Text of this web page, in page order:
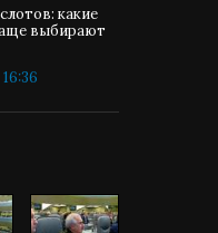
какие
выбирают